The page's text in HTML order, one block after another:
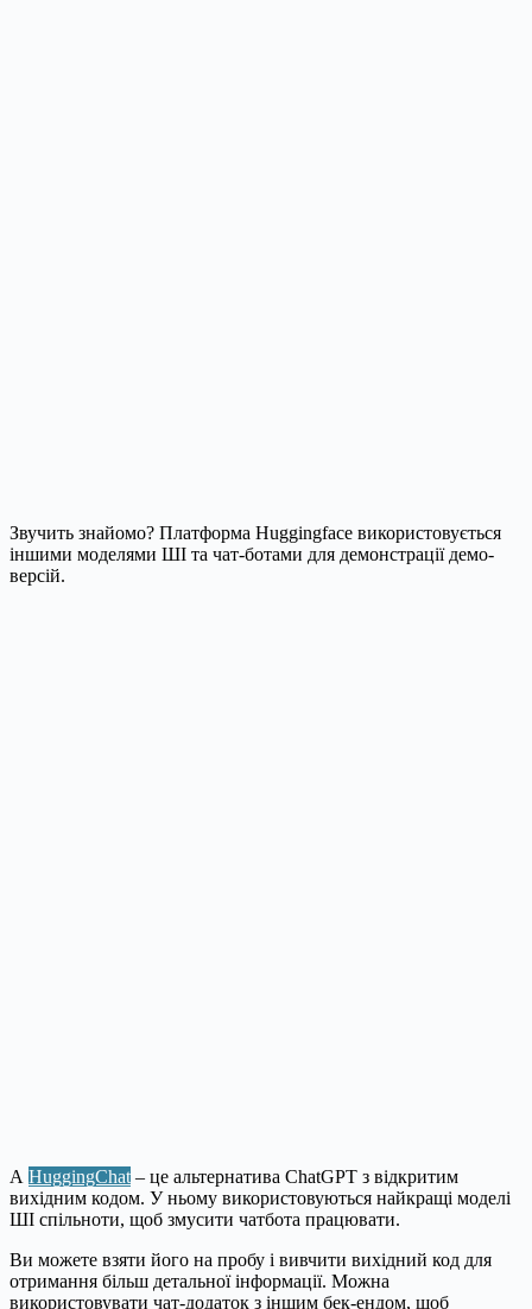
Звучить знайомо? Платформа Huggingface використовується
іншими моделями ШІ та чат-ботами для демонстрації демо-
версій.
А HuggingChat – це альтернатива ChatGPT з відкритим
вихідним кодом. У ньому використовуються найкращі моделі
ШІ спільноти, щоб змусити чатбота працювати.
Ви можете взяти його на пробу і вивчити вихідний код для
отримання більш детальної інформації. Можна
використовувати чат-додаток з іншим бек-ендом, щоб